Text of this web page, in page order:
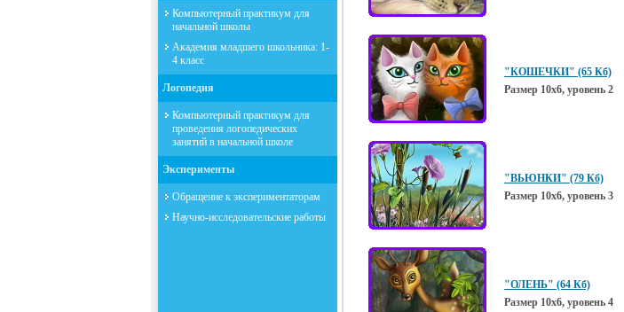
Компьютерный практикум для
начальной школы
Академия младшего школьника: 1-
4 класс
Логопедия
Компьютерный практикум для
проведения логопедических
занятий в начальной школе
Эксперименты
Обращение к экспериментаторам
Научно-исследовательские работы
"КОШЕЧКИ" (65 Кб)
Размер 10х6, уровень 2
"ВЬЮНКИ" (79 Кб)
Размер 10х6, уровень 3
"ОЛЕНЬ" (64 Кб)
Размер 10х6, уровень 4